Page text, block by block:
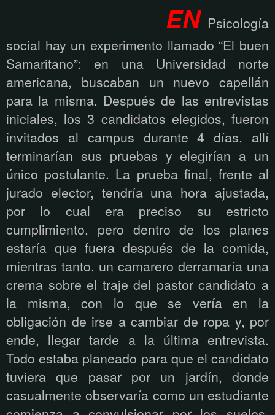
EN Psicología
social hay un experimento llamado “El buen
Samaritano”: en una Universidad norte
americana, buscaban un nuevo capellán
para la misma. Después de las entrevistas
iniciales, los 3 candidatos elegidos, fueron
invitados al campus durante 4 días, allí
terminarían sus pruebas y elegirían a un
único postulante. La prueba final, frente al
jurado elector, tendría una hora ajustada,
por lo cual era preciso su estricto
cumplimiento, pero dentro de los planes
estaría que fuera después de la comida,
mientras tanto, un camarero derramaría una
crema sobre el traje del pastor candidato a
la misma, con lo que se vería en la
obligación de irse a cambiar de ropa y, por
ende, llegar tarde a la última entrevista.
Todo estaba planeado para que el candidato
tuviera que pasar por un jardín, donde
casualmente observaría como un estudiante